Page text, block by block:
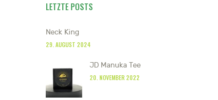
LETZTE POSTS
Neck King
29. AUGUST 2024
JD Manuka Tee
20. NOVEMBER 2022